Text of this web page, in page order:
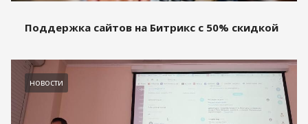
Поддержка сайтов на Битрикс с 50% скидкой
новости